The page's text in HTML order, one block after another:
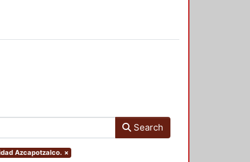
Search
Azcapotzalco. ×